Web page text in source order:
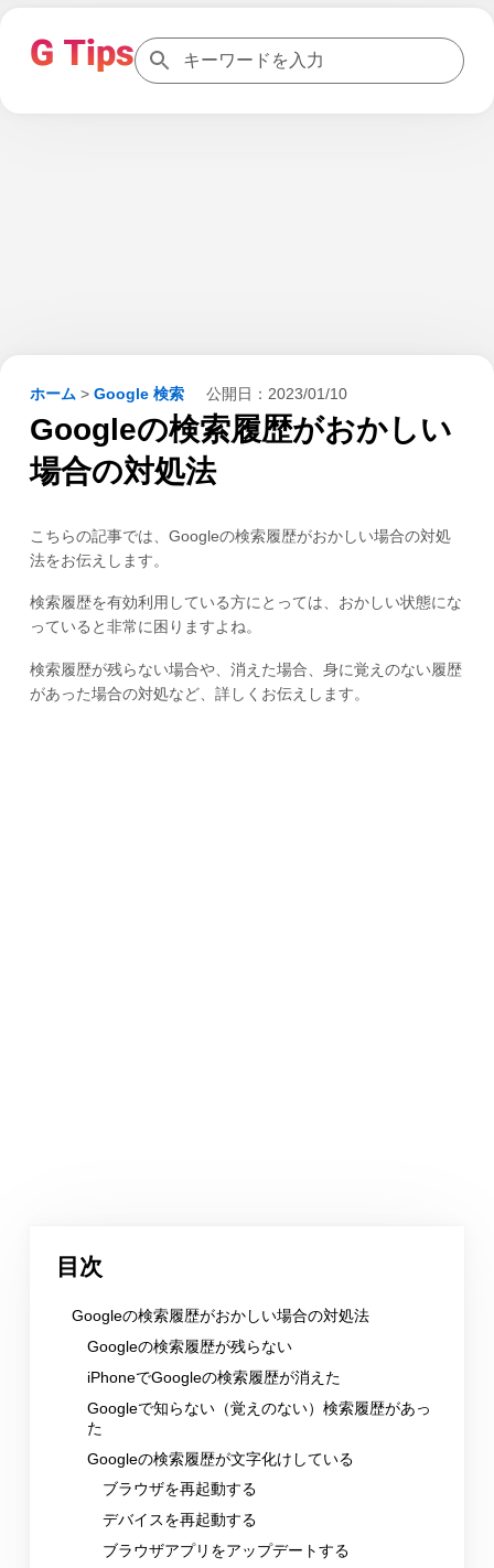
ホーム > Google 検索 公開日： 2023/01/10
Googleの検索履歴がおかしい
場合の対処法
こちらの記事では、Googleの検索履歴がおかしい場合の対処
法をお伝えします。
検索履歴を有効利用している方にとっては、おかしい状態にな
っていると非常に困りますよね。
検索履歴が残らない場合や、消えた場合、身に覚えのない履歴
があった場合の対処など、詳しくお伝えします。
目次
Googleの検索履歴がおかしい場合の対処法
Googleの検索履歴が残らない
iPhoneでGoogleの検索履歴が消えた
Googleで知らない（覚えのない）検索履歴があっ
た
Googleの検索履歴が文字化けしている
ブラウザを再起動する
デバイスを再起動する
ブラウザアプリをアップデートする